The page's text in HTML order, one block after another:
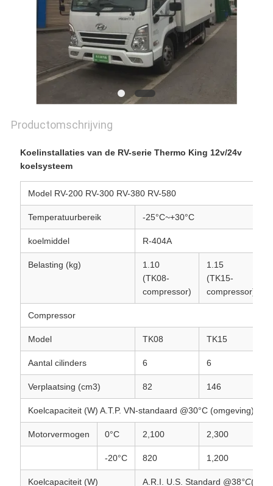
Productomschrijving
Koelinstallaties van de RV-serie Thermo King 12v/24v
koelsysteem
Model RV-200 RV-300 RV-380 RV-580
Temperatuurbereik -25°C~+30°C
koelmiddel R-404A
Belasting (kg)
1.10
(TK08-
compressor)
1.15
(TK15-
compressor)
Compressor
Model TK08 TK15
Aantal cilinders 6 6
Verplaatsing (cm3) 82 146
Koelcapaciteit (W) A.T.P. VN-standaard @30°C (omgeving)
Motorvermogen 0°C 2,100 2,300
-20°C 820 1,200
Koelcapaciteit (W) A.R.I. U.S. Standard @38°C